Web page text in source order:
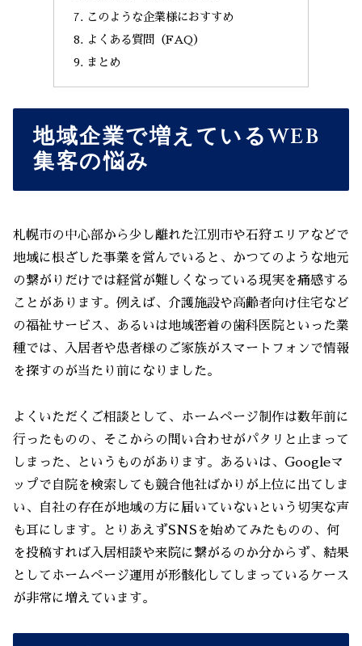
このような企業様におすすめ
よくある質問（FAQ）
まとめ
地域企業で増えているWEB
集客の悩み
札幌市の中心部から少し離れた江別市や石狩エリアなどで
地域に根ざした事業を営んでいると、かつてのような地元
の繋がりだけでは経営が難しくなっている現実を痛感する
ことがあります。例えば、介護施設や高齢者向け住宅など
の福祉サービス、あるいは地域密着の歯科医院といった業
種では、入居者や患者様のご家族がスマートフォンで情報
を探すのが当たり前になりました。
よくいただくご相談として、ホームページ制作は数年前に
行ったものの、そこからの問い合わせがパタリと止まって
しまった、というものがあります。あるいは、Googleマ
ップで自院を検索しても競合他社ばかりが上位に出てしま
い、自社の存在が地域の方に届いていないという切実な声
も耳にします。とりあえずSNSを始めてみたものの、何
を投稿すれば入居相談や来院に繋がるのか分からず、結果
としてホームページ運用が形骸化してしまっているケース
が非常に増えています。